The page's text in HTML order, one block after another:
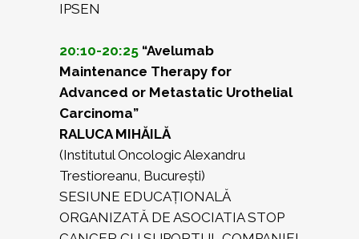
IPSEN
20:10-20:25 “Avelumab
Maintenance Therapy for
Advanced or Metastatic Urothelial
Carcinoma”
RALUCA MIHĂILĂ
(Institutul Oncologic Alexandru
Trestioreanu, București)
SESIUNE EDUCAȚIONALĂ
ORGANIZATĂ DE ASOCIATIA STOP